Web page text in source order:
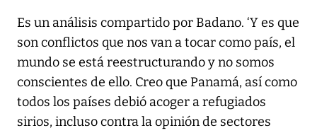
Es un análisis compartido por Badano. ‘Y es que
son conflictos que nos van a tocar como país, el
mundo se está reestructurando y no somos
conscientes de ello. Creo que Panamá, así como
todos los países debió acoger a refugiados
sirios, incluso contra la opinión de sectores